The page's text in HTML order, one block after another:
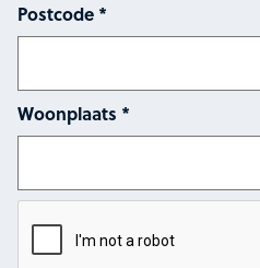
Postcode *
Woonplaats *